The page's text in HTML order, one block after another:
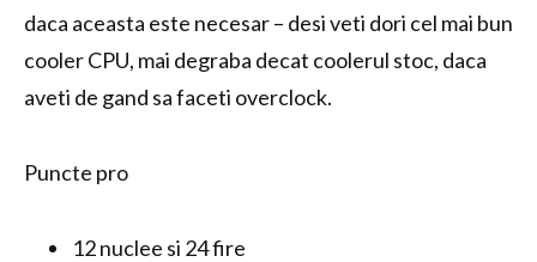
daca aceasta este necesar – desi veti dori cel mai bun
cooler CPU, mai degraba decat coolerul stoc, daca
aveti de gand sa faceti overclock.
Puncte pro
12 nuclee si 24 fire